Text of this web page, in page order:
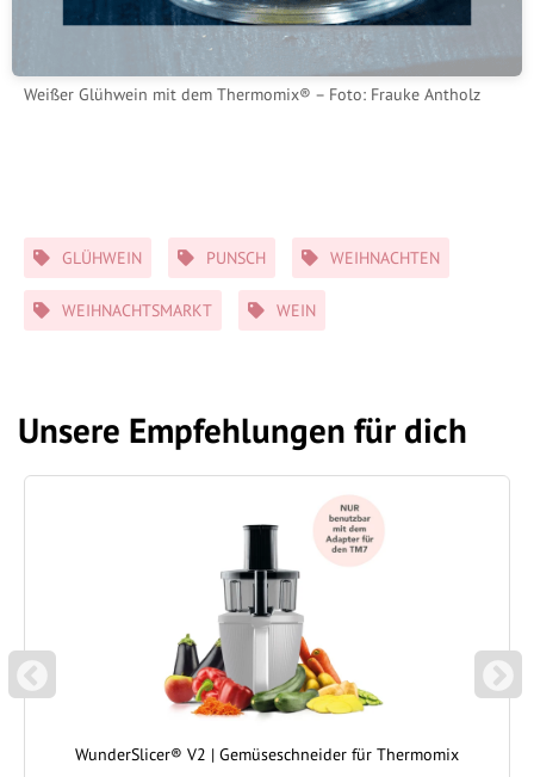
Weißer Glühwein mit dem Thermomix® – Foto: Frauke Antholz
Schlagwörter
GLÜHWEIN PUNSCH WEIHNACHTEN
WEIHNACHTSMARKT WEIN
Unsere Empfehlungen für dich
P
REVIOUS
WunderSlicer® V2 | Gemüseschneider für Thermomix
N
EXT